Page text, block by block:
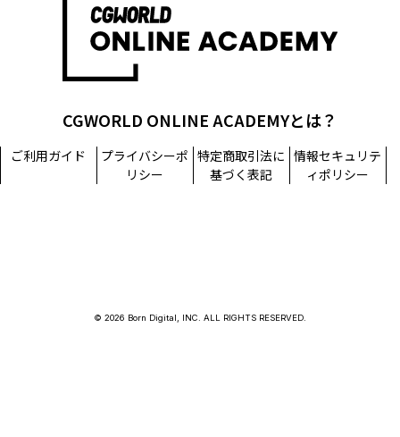
CGWORLD ONLINE ACADEMYとは？
ご利用ガイド
プライバシーポ
リシー
特定商取引法に
基づく表記
情報セキュリテ
ィポリシー
© 2026 Born Digital, INC. ALL RIGHTS RESERVED.